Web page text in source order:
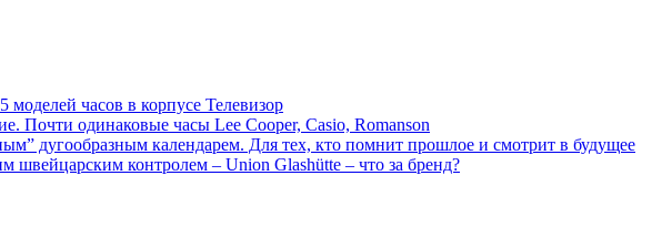
часов в корпусе Телевизор
Почти одинаковые часы Lee Cooper, Casio, Romanson
дугообразным календарем. Для тех, кто помнит прошлое и смотрит в будущее
швейцарским контролем – Union Glashütte – что за бренд?